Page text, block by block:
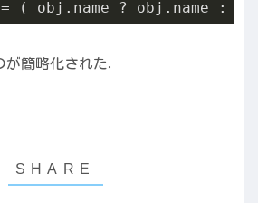
= ( obj.name ? obj.name :
簡略化された．